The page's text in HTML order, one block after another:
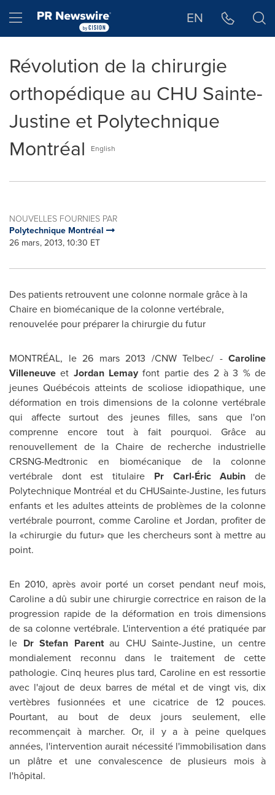
Hamburger menu EN
Révolution de la chirurgie
orthopédique au CHU Sainte-
Justine et Polytechnique
Montréal
English
NOUVELLES FOURNIES PAR
Polytechnique Montréal
26 mars, 2013, 10:30 ET
Des patients retrouvent une colonne normale grâce à la
Chaire en biomécanique de la colonne vertébrale,
renouvelée pour préparer la chirurgie du futur
MONTRÉAL, le 26 mars 2013 /CNW Telbec/ - Caroline
Villeneuve et Jordan Lemay font partie des 2 à 3 % de
jeunes Québécois atteints de scoliose idiopathique, une
déformation en trois dimensions de la colonne vertébrale
qui affecte surtout des jeunes filles, sans que l'on
comprenne encore tout à fait pourquoi. Grâce au
renouvellement de la Chaire de recherche industrielle
CRSNG-Medtronic en biomécanique de la colonne
vertébrale dont est titulaire Pr Carl-Éric Aubin de
Polytechnique Montréal et du CHUSainte-Justine, les futurs
enfants et les adultes atteints de problèmes de la colonne
vertébrale pourront, comme Caroline etJordan, profiter de
la «chirurgie du futur» que les chercheurs sont à mettre au
point.
En 2010, après avoir porté un corset pendant neuf mois,
Caroline a dû subir une chirurgie correctrice en raison de la
progression rapide de la déformation en trois dimensions
de sa colonne vertébrale. L'intervention a été pratiquée par
le Dr Stefan Parentau CHU Sainte-Justine, un centre
mondialement reconnu dans le traitement de cette
pathologie. Cinq heures plus tard, Caroline en est ressortie
avec l'ajout de deux barres de métal et de vingt vis, dix
vertèbres fusionnées et une cicatrice de 12 pouces.
Pourtant, au bout de deux jours seulement, elle
recommençait à marcher. Or, il y a à peine quelques
années, l'intervention aurait nécessité l'immobilisation dans
un plâtre et une convalescence de plusieurs mois à
l'hôpital.